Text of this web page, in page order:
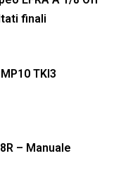
finali
TKI3
– Manuale